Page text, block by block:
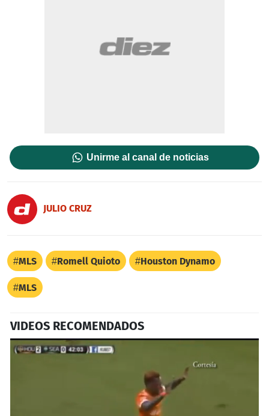
Unirme al canal de noticias
JULIO CRUZ
MLS Romell Quioto Houston Dynamo
MLS
VIDEOS RECOMENDADOS